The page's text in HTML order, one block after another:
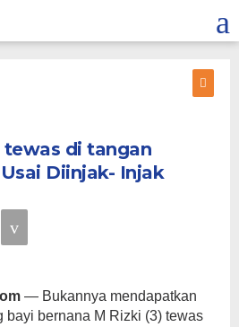
tewas di tangan
Diinjak- Injak
— Bukannya mendapatkan
bayi bernana M Rizki (3) tewas